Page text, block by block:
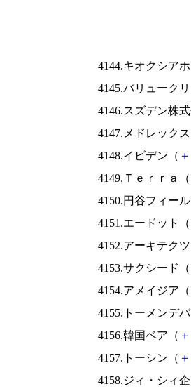
4144.キオクシア
4145.バリューク
4146.スズデン株
4147.メドレック
4148.イビデン（ ＋
4149.Ｔｅｒｒａ（
4150.円谷フィー
4151.エードット（
4152.アーキテク
4153.サクシード（
4154.アメイジア（
4155.トーメンデ
4156.韓国ベア（ ＋
4157.トーシン（ ＋
4158.ジィ・シィ